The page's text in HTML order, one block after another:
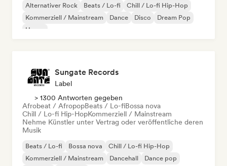
Alternativer Rock Beats / Lo-fi
Chill / Lo-fi Hip-Hop
Kommerziell / Mainstream
Dance Disco
Dream Pop
House
Sungate Records
Label
> 1300 Antworten gegeben
Afrobeat / AfropopBeats / Lo-fiBossa nova
Chill / Lo-fi Hip-HopKommerziell / Mainstream
Nehme Künstler unter Vertrag oder veröffentliche deren
Musik
Beats / Lo-fi Bossa nova
Chill / Lo-fi Hip-Hop
Kommerziell / Mainstream
Dancehall
Dance pop